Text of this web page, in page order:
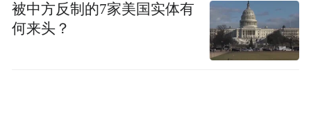
被中方反制的7家美国实体有
何来头？